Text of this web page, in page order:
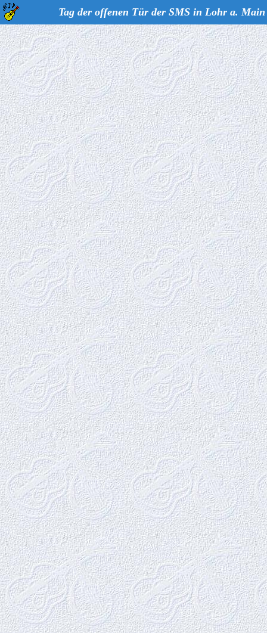
Tag der offenen Tür der SMS in Lohr a. Main